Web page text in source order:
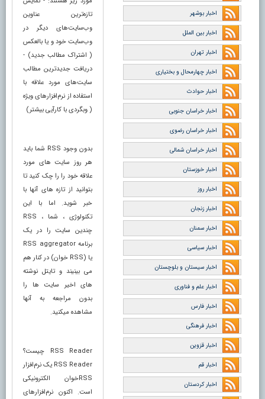
اخبار بوشهر
اخبار بین الملل
اخبار تهران
اخبار چهارمحال و بختیاری
اخبار حوادث
اخبار خراسان جنوبی
اخبار خراسان رضوی
اخبار خراسان شمالی
اخبار خوزستان
اخبار روز
اخبار زنجان
اخبار سمنان
اخبار سیاسی
اخبار سیستان و بلوچستان
اخبار علم و فناوری
اخبار فارس
اخبار فرهنگی
اخبار قزوین
اخبار قم
اخبار کردستان
تازه‌ترین عناوین
وب‌سایت‌های دیگر در
وب‌سایت خود و یا بالعکس
( اشتراک مطالب جدید) -
دریافت جدیدترین مطالب
سایت‌های مورد علاقه با
استفاده از نرم‌افزارهای ویژه
( وبگردی با کارآیی بیشتر)
بدون وجود RSS شما باید
هر روز سایت های مورد
علاقه خود را را چک کنید تا
بتوانید از تازه های آنها با
خبر شوید. اما با این
تکنولوژی ، شما ، RSS
چندین سایت را در یک
برنامه RSS aggregator
یا (RSS خوان) در کنار هم
می بینیند و تایتل نوشته
های اخیر سایت ها را
بدون مراجعه به آنها
مشاهده میکنید.
RSS Reader چیست؟
RSS Reader یک نرم‌افزار
RSSخوان الکترونیکی
است. اکنون نرم‌افزارهای